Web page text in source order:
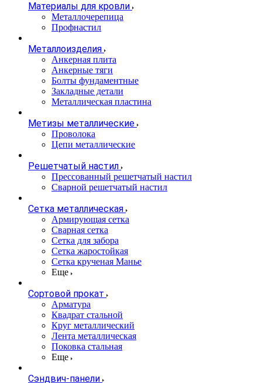
Материалы для кровли
Металлочерепица
Профнастил
Металлоизделия
Анкерная плита
Анкерные тяги
Болты фундаментные
Закладные детали
Металлическая пластина
Метизы металлические
Проволока
Цепи металлические
Решетчатый настил
Прессованный решетчатый настил
Сварной решетчатый настил
Сетка металлическая
Армирующая сетка
Сварная сетка
Сетка для забора
Сетка жаростойкая
Сетка крученая Манье
Еще
Сортовой прокат
Арматура
Квадрат стальной
Круг металлический
Лента металлическая
Поковка стальная
Еще
Сэндвич-панели